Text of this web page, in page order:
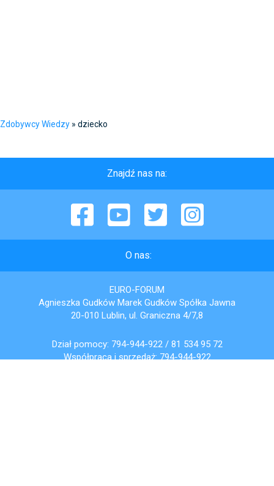
Zdobywcy Wiedzy » dziecko
Znajdź nas na:
Facebook YouTube Twitter Instagram
O nas:
EURO-FORUM
Agnieszka Gudków Marek Gudków Spółka Jawna
20-010 Lublin, ul. Graniczna 4/7,8
Dział pomocy: 794-944-922/ 81 534 95 72
Współpraca i sprzedaż:794-944-922